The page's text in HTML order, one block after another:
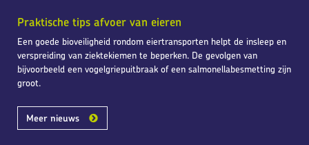
Praktische tips afvoer van eieren
Een goede bioveiligheid rondom eiertransporten helpt de insleep en
verspreiding van ziektekiemen te beperken. De gevolgen van
bijvoorbeeld een vogelgriepuitbraak of een salmonellabesmetting zijn
groot.
Meer nieuws